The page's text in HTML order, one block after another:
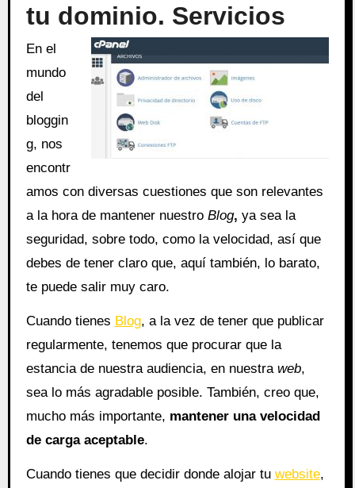
tu dominio. Servicios
En el
mundo
del
bloggin
g, nos
encontr
amos con diversas cuestiones que son relevantes
a la hora de mantener nuestro Blog, ya sea la
seguridad, sobre todo, como la velocidad, así que
debes de tener claro que, aquí también, lo barato,
te puede salir muy caro.
Cuando tienes Blog, a la vez de tener que publicar
regularmente, tenemos que procurar que la
estancia de nuestra audiencia, en nuestra web,
sea lo más agradable posible. También, creo que,
mucho más importante, mantener una velocidad
de carga aceptable.
Cuando tienes que decidir donde alojar tu website,